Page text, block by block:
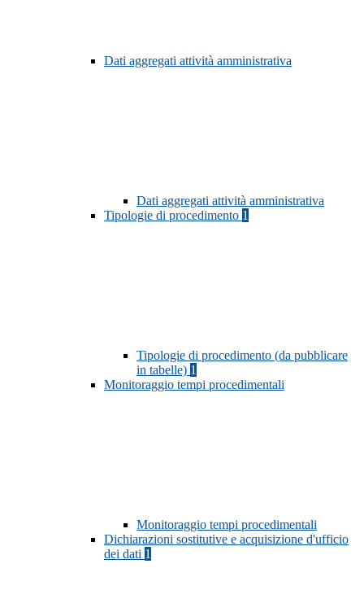
Dati aggregati attività amministrativa
Dati aggregati attività amministrativa
Tipologie di procedimento 1
Tipologie di procedimento (da pubblicare
in tabelle) 1
Monitoraggio tempi procedimentali
Monitoraggio tempi procedimentali
Dichiarazioni sostitutive e acquisizione d'ufficio
dei dati 1